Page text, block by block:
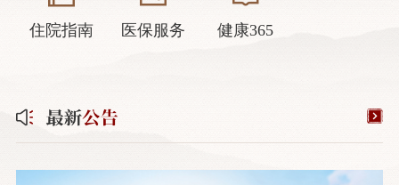
住院指南 医保服务 健康365